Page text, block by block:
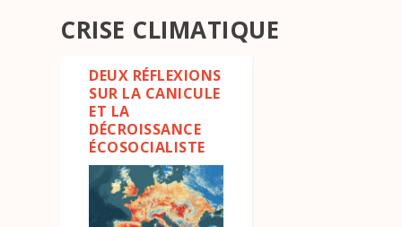
CRISE CLIMATIQUE
DEUX RÉFLEXIONS
SUR LA CANICULE
ET LA
DÉCROISSANCE
ÉCOSOCIALISTE